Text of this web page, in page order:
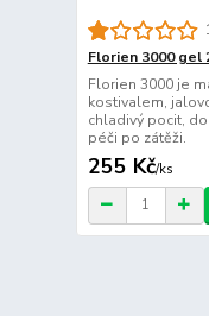
Florien 3000 gel
Florien 3000 je
kostivalem,
chladivý pocit,
péči po zátěži.
255 Kč/ks